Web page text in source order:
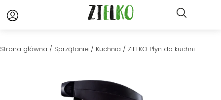
Strona główna / Sprzątanie / Kuchnia / ZIELKO Płyn do kuchni